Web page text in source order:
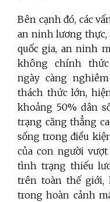
Bên cạnh đó, các
an ninh lương
quốc gia, an ninh
không chính
ngày càng
thách thức lớn,
khoảng 50% dân
trạng căng thẳng
sống trong điều
của con người
tình trạng thiếu
trên toàn thế giới,
trong hoàn cảnh